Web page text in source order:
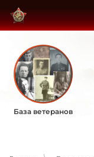
База ветеранов